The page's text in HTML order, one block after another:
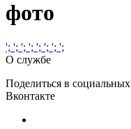
фото
'; '; '; '; '; '; '; ';
О службе
Поделиться в социальных
Вконтакте